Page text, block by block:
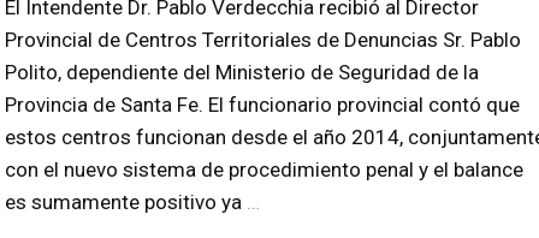
El Intendente Dr. Pablo Verdecchia recibió al Director
Provincial de Centros Territoriales de Denuncias Sr. Pablo
Polito, dependiente del Ministerio de Seguridad de la
Provincia de Santa Fe. El funcionario provincial contó que
estos centros funcionan desde el año 2014,
con el nuevo sistema de procedimiento penal y el balance
es sumamente positivo ya …